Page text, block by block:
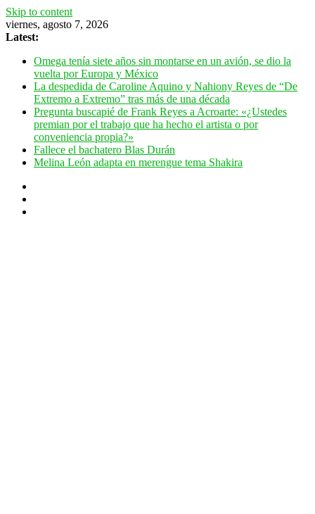
Skip to content
viernes, agosto 7, 2026
Latest:
Omega tenía siete años sin montarse en un avión, se dio la
vuelta por Europa y México
La despedida de Caroline Aquino y Nahiony Reyes de “De
Extremo a Extremo” tras más de una década
Pregunta buscapié de Frank Reyes a Acroarte: «¿Ustedes
premian por el trabajo que ha hecho el artista o por
conveniencia propia?»
Fallece el bachatero Blas Durán
Melina León adapta en merengue tema Shakira